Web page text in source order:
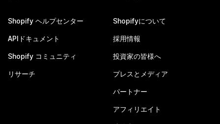
Shopify ヘルプセンター
APIドキュメント
Shopify コミュニティ
リサーチ
Shopifyについて
採用情報
投資家の皆様へ
プレスとメディア
パートナー
アフィリエイト